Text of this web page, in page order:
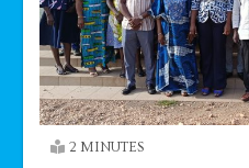
2 MINUTES